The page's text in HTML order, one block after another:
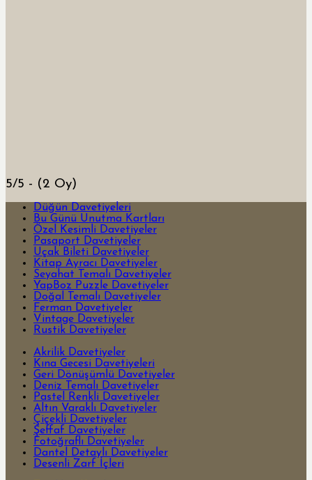
5/5 - (2 Oy)
Düğün Davetiyeleri
Bu Günü Unutma Kartları
Özel Kesimli Davetiyeler
Pasaport Davetiyeler
Uçak Bileti Davetiyeler
Kitap Ayracı Davetiyeler
Seyahat Temalı Davetiyeler
YapBoz Puzzle Davetiyeler
Doğal Temalı Davetiyeler
Ferman Davetiyeler
Vintage Davetiyeler
Rustik Davetiyeler
Akrilik Davetiyeler
Kına Gecesi Davetiyeleri
Geri Dönüşümlü Davetiyeler
Deniz Temalı Davetiyeler
Pastel Renkli Davetiyeler
Altın Varaklı Davetiyeler
Çiçekli Davetiyeler
Şeffaf Davetiyeler
Fotoğraflı Davetiyeler
Dantel Detaylı Davetiyeler
Desenli Zarf İçleri